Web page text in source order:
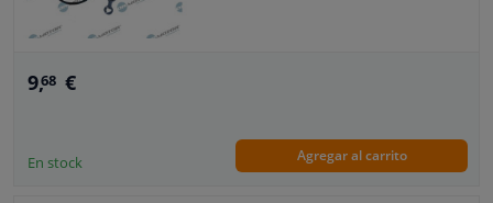
Accesorios para autocaravana, motor, bicicleta y barco
Sensores y Aparatos Electrónicos
9,68 €
En stock Agregar al carrito